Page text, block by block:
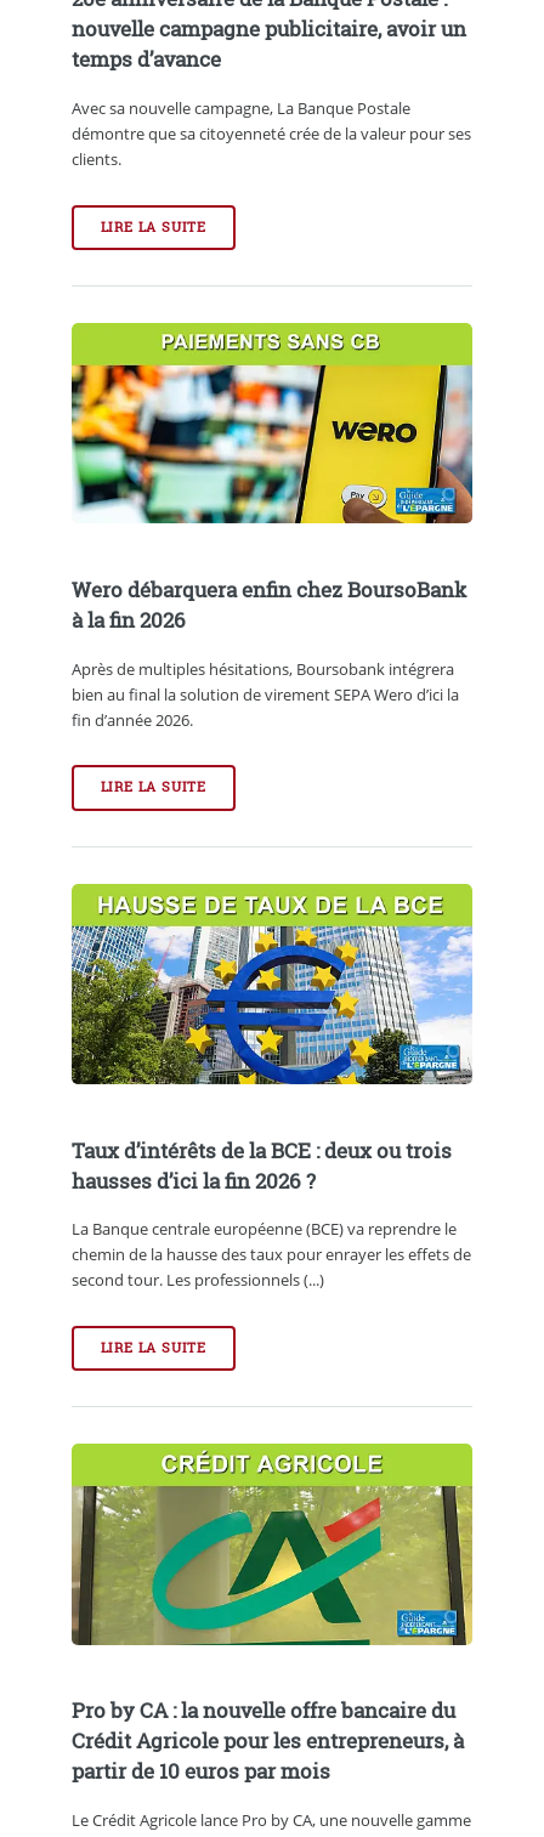
nouvelle campagne publicitaire, avoir un
temps d’avance
Avec sa nouvelle campagne, La Banque Postale
démontre que sa citoyenneté crée de la valeur pour ses
clients.
LIRE LA SUITE
Wero débarquera enfin chez BoursoBank
à la fin 2026
Après de multiples hésitations, Boursobank intégrera
bien au final la solution de virement SEPA Wero d’ici la
fin d’année 2026.
LIRE LA SUITE
Taux d’intérêts de la BCE : deux ou trois
hausses d’ici la fin 2026 ?
La Banque centrale européenne (BCE) va reprendre le
chemin de la hausse des taux pour enrayer les effets de
second tour. Les professionnels (...)
LIRE LA SUITE
Pro by CA : la nouvelle offre bancaire du
Crédit Agricole pour les entrepreneurs, à
partir de 10 euros par mois
Le Crédit Agricole lance Pro by CA, une nouvelle gamme